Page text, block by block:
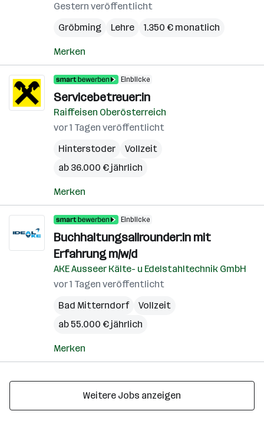
Gestern veröffentlicht
Gröbming
Lehre 1.350 € monatlich
Merken
Einblicke
Servicebetreuer:in
Raiffeisen Oberösterreich
vor 1 Tagen veröffentlicht
Hinterstoder
Vollzeit
ab 36.000 € jährlich
Merken
Einblicke
Buchhaltungsallrounder:in mit
Erfahrung m/w/d
AKE Ausseer Kälte- u Edelstahltechnik GmbH
vor 1 Tagen veröffentlicht
Bad Mitterndorf
Vollzeit
ab 55.000 € jährlich
Merken
Weitere Jobs anzeigen